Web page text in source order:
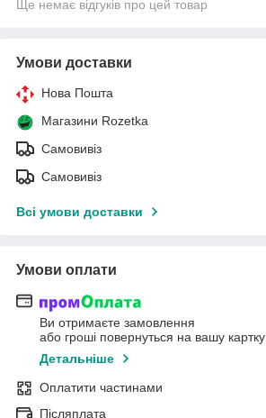
Ще немає відгуків про цей товар
Умови доставки
Нова Пошта
Магазини Rozetka
Самовивіз
Самовивіз
Всі умови доставки
Умови оплати
Ви отримаєте замовлення
або гроші повернуться на вашу картку
Детальніше
Оплатити частинами
Післяплата